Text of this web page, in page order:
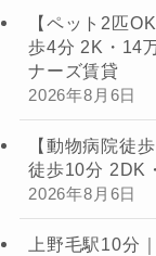
【ペット2匹
歩4分 2K・14
ナーズ賃貸
2026年8月6日
【動物病院徒
徒歩10分 2DK
2026年8月6日
上野毛駅10分